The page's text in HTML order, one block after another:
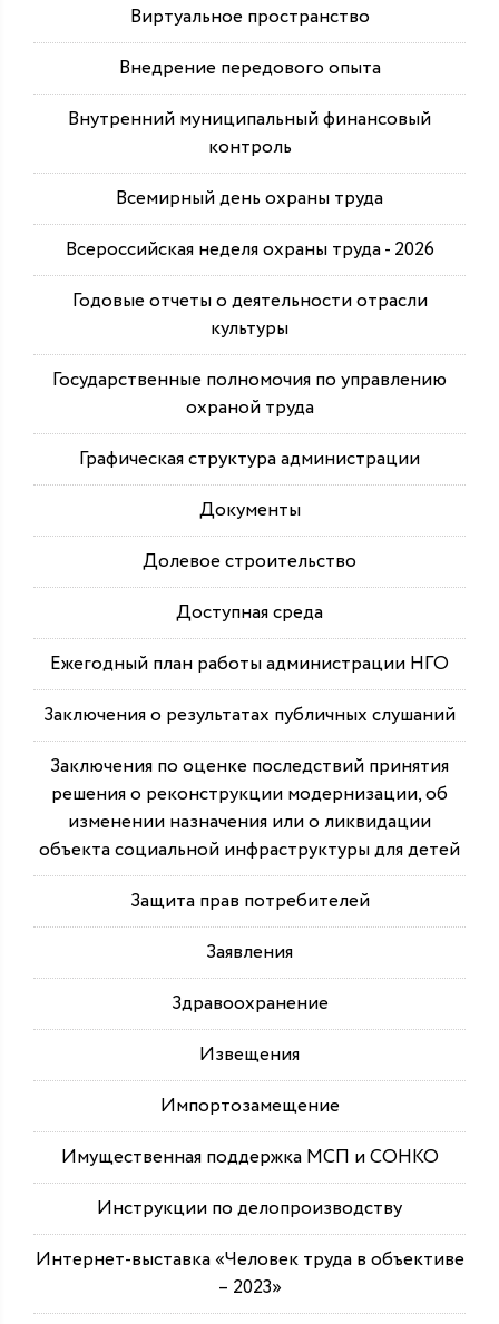
Виртуальное пространство
Внедрение передового опыта
Внутренний муниципальный финансовый
контроль
Всемирный день охраны труда
Всероссийская неделя охраны труда - 2026
Годовые отчеты о деятельности отрасли
культуры
Государственные полномочия по управлению
охраной труда
Графическая структура администрации
Документы
Долевое строительство
Доступная среда
Ежегодный план работы администрации НГО
Заключения о результатах публичных слушаний
Заключения по оценке последствий принятия
решения о реконструкции модернизации, об
изменении назначения или о ликвидации
объекта социальной инфраструктуры для детей
Защита прав потребителей
Заявления
Здравоохранение
Извещения
Импортозамещение
Имущественная поддержка МСП и СОНКО
Инструкции по делопроизводству
Интернет-выставка «Человек труда в объективе
– 2023»